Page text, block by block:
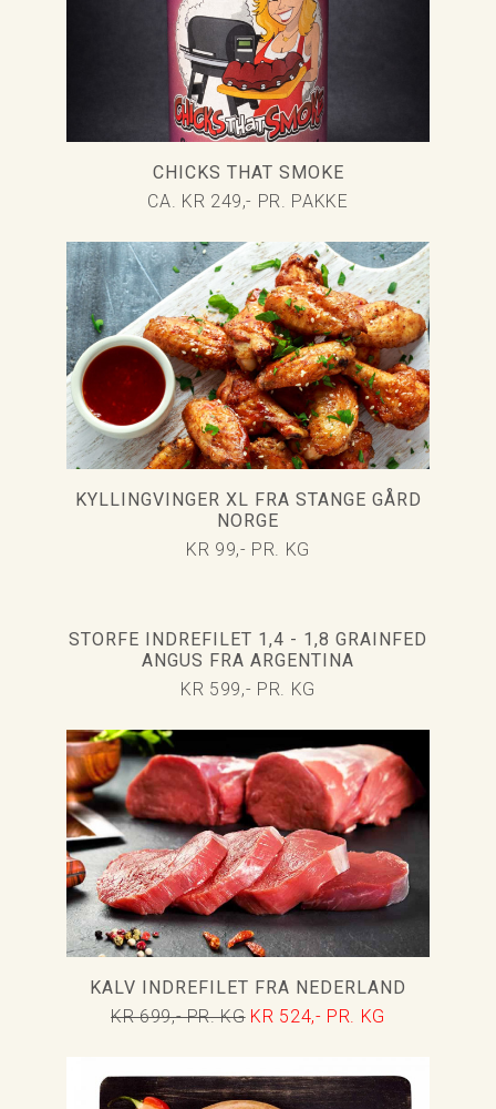
CHICKS THAT SMOKE
CA. KR 249,- PR. PAKKE
KYLLINGVINGER XL FRA STANGE GÅRD
NORGE
KR 99,- PR. KG
STORFE INDREFILET 1,4 - 1,8 GRAINFED
ANGUS FRA ARGENTINA
KR 599,- PR. KG
KALV INDREFILET FRA NEDERLAND
KR 699,- PR. KG KR 524,- PR. KG